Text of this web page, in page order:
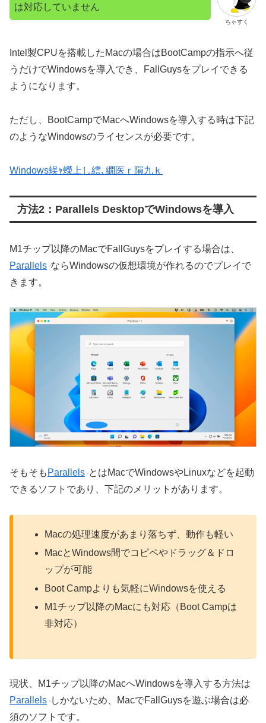
ちゃすく
は対応していません
Intel製CPUを搭載したMacの場合はBootCampの指示へ従
うだけでWindowsを導入でき、FallGuysをプレイできる
ようになります。
ただし、BootCampでMacへWindowsを導入する時は下記
のようなWindowsのライセンスが必要です。
Windows蜈ｬ蠑上し繧､繝医ｒ隕九ｋ
方法2：Parallels DesktopでWindowsを導入
M1チップ以降のMacでFallGuysをプレイする場合は、
Parallels ならWindowsの仮想環境が作れるのでプレイで
きます。
そもそも Parallels とはMacでWindowsやLinuxなどを起動
できるソフトであり、下記のメリットがあります。
Macの処理速度があまり落ちず、動作も軽い
MacとWindows間でコピペやドラッグ＆ドロ
ップが可能
Boot Campよりも気軽にWindowsを使える
M1チップ以降のMacにも対応（Boot Campは
非対応）
現状、M1チップ以降のMacへWindowsを導入する方法は
Parallels しかないため、MacでFallGuysを遊ぶ場合は必
須のソフトです。